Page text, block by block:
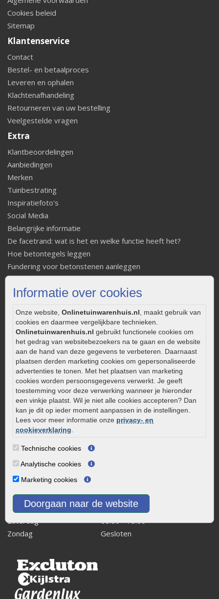
Informatie over cookies
Onze website, Onlinetuinwarenhuis.nl, maakt gebruik van
cookies en daarmee vergelijkbare technieken.
Onlinetuinwarenhuis.nl gebruikt functionele cookies om
het gedrag van websitebezoekers na te gaan en de website
aan de hand van deze gegevens te verbeteren. Daarnaast
plaatsen derden marketing cookies om gepersonaliseerde
advertenties te tonen. Met het plaatsen van marketing
cookies worden persoonsgegevens verwerkt. Je geeft
toestemming voor deze verwerking wanneer je hieronder
een vinkje plaatst. Wil je niet alle cookies accepteren? Dan
kan je dit op ieder moment aanpassen in de instellingen.
Lees voor meer informatie onze privacy- en
cookieverklaring.
Technische cookies
Analytische cookies
Marketing cookies
Doorgaan naar de website
Cookies beleid
Sitemap
Klantenservice
Contact
Bestel- en betaalproces
Leveren en ophalen
Klachtenafhandeling
Retourneren van uw bestelling
Veelgestelde vragen
Extra
Klantbeoordelingen
Aanbiedingen
Merken
Tuinbestrating
Inspiratiefoto's
Social Media
Belangrijke informatie
De facetrand: wat is het en welke functie heeft het?
Hoe betontegels leggen
Fundering voor betonstenen aanleggen
Welke tuinstijl past bij mij
Strakke tuin inrichten
Onderhoud van gebakken bestrating
Aanlegtips voor gebakken bestrating
Zelf een terras aanleggen
Kleine stadstuin inrichten
0320 – 219170
Kaapstanderweg 41
8243 RB Lelystad
info@onlinetuinwarenhuis.nl
Routebeschrijving
Dinsdag
Woensdag
Donderdag
08:00 - 17:00
Vrijdag
08:00 - 17:00
Zaterdag
08:00 - 15.00
Zondag
Gesloten